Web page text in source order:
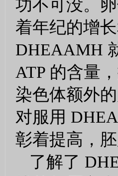
功不可没。
着年纪的增
DHEAAMH
ATP 的含量
染色体额外
对服用
彰着提高，
了解了